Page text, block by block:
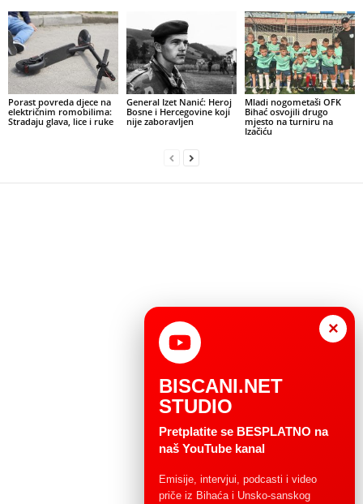
Porast povreda djece na
električnim romobilima:
Stradaju glava, lice i ruke
General Izet Nanić: Heroj
Bosne i Hercegovine koji
nije zaboravljen
Mladi nogometaši OFK
Bihać osvojili drugo
mjesto na turniru na
Izačiću
×
BISCANI.NET
STUDIO
Pretplatite se BESPLATNO na
naš YouTube kanal
Emisije, intervjui, podcasti i video
priče iz Bihaća i Unsko-sanskog